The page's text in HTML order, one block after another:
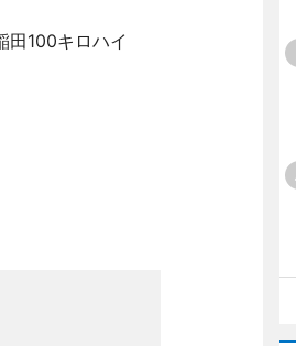
田100キロハイ